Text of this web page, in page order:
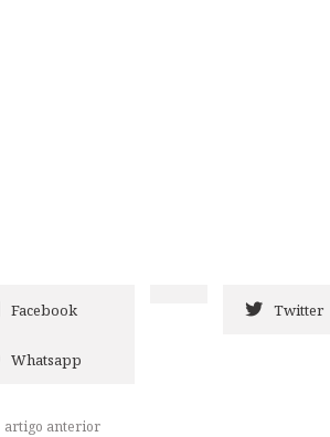
Facebook Twitter
Whatsapp
artigo anterior